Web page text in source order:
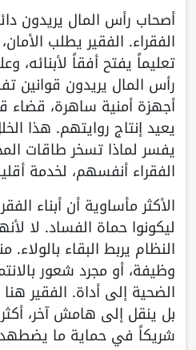
أصحاب رأس المال يريدون
الفقراء. الفقير يطلب
تعليماً يفتح أفقاً لأبنائه،
رأس المال يريدون قوانين
أجهزة أمنية ساهرة، قضاء
يعيد إنتاج روايتهم. هذا
يفسر لماذا تسخر طاقات
الفقراء أنفسهم، لخدمة
الأكثر مأساوية أن أبناء
ليكونوا حماة الفساد. لا
النظام يربط البقاء
وظيفة، أو مجرد شعور
الضحية إلى أداة. الفقير
بل ينقل إلى هامش آخر،
شريكاً في حماية ما